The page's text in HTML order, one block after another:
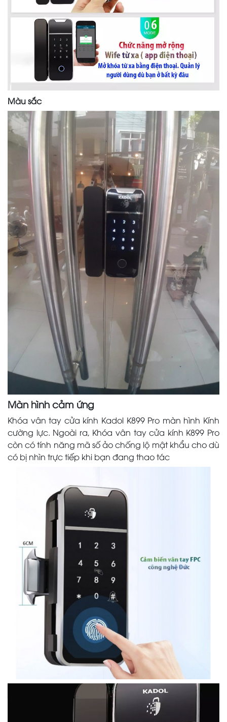
Màu sắc
Màn hình cảm ứng
Khóa vân tay cửa kính Kadol K899 Pro màn hình Kính
cường lực. Ngoài ra, Khóa vân tay cửa kính K899 Pro
còn có tính năng mã số ảo chống lộ mật khẩu cho dù
có bị nhìn trực tiếp khi bạn đang thao tác